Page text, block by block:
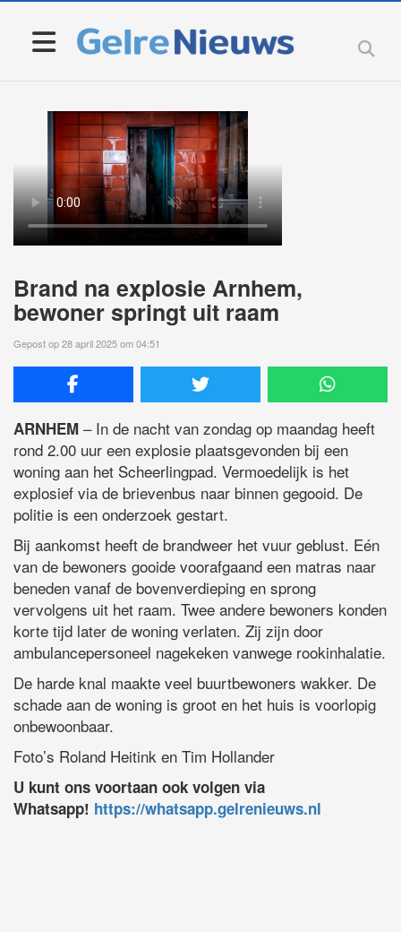
Brand na explosie Arnhem,
bewoner springt uit raam
Gepost op 28 april 2025 om 04:51
ARNHEM – In de nacht van zondag op maandag heeft
rond 2.00 uur een explosie plaatsgevonden bij een
woning aan het Scheerlingpad. Vermoedelijk is het
explosief via de brievenbus naar binnen gegooid. De
politie is een onderzoek gestart.
Bij aankomst heeft de brandweer het vuur geblust. Eén
van de bewoners gooide voorafgaand een matras naar
beneden vanaf de bovenverdieping en sprong
vervolgens uit het raam. Twee andere bewoners konden
korte tijd later de woning verlaten. Zij zijn door
ambulancepersoneel nagekeken vanwege rookinhalatie.
De harde knal maakte veel buurtbewoners wakker. De
schade aan de woning is groot en het huis is voorlopig
onbewoonbaar.
Foto’s Roland Heitink en Tim Hollander
U kunt ons voortaan ook volgen via
Whatsapp! https://whatsapp.gelrenieuws.nl